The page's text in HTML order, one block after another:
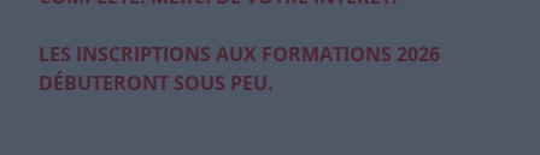
LES INSCRIPTIONS AUX FORMATIONS 2026
DÉBUTERONT SOUS PEU.